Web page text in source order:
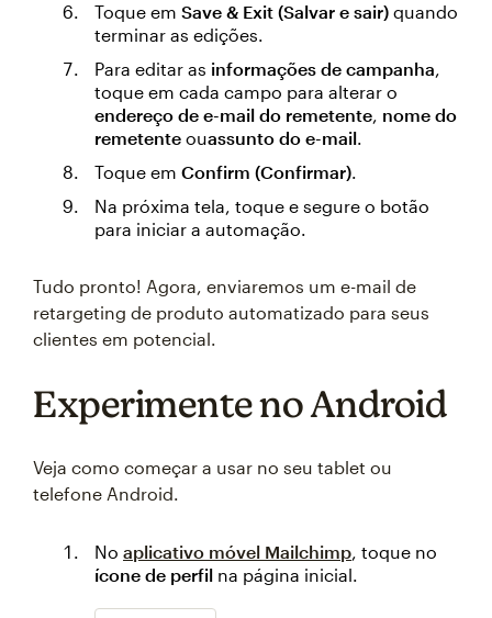
Toque em Save & Exit (Salvar e sair) quando
terminar as edições.
Para editar as informações de campanha,
toque em cada campo para alterar o
endereço de e-mail do remetente, nome do
remetente ouassunto do e-mail.
Toque em Confirm (Confirmar).
Na próxima tela, toque e segure o botão
para iniciar a automação.
Tudo pronto! Agora, enviaremos um e-mail de
retargeting de produto automatizado para seus
clientes em potencial.
Experimente no Android
Veja como começar a usar no seu tablet ou
telefone Android.
No aplicativo móvel Mailchimp, toque no
ícone de perfil na página inicial.